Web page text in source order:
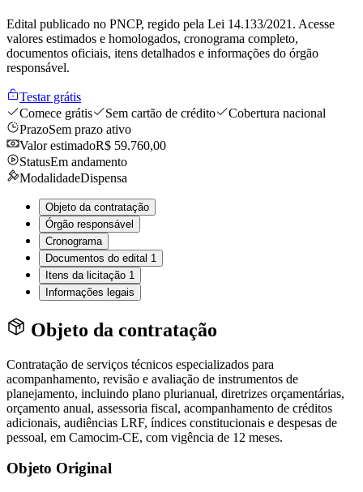
Edital publicado no PNCP, regido pela Lei 14.133/2021. Acesse
valores estimados e homologados, cronograma completo,
documentos oficiais, itens detalhados e informações do órgão
responsável.
Testar grátis
Comece grátis
Sem cartão de crédito
Cobertura nacional
PrazoSem prazo ativo
Valor estimadoR$ 59.760,00
StatusEm andamento
ModalidadeDispensa
Objeto da contratação
Órgão responsável
Cronograma
Documentos do edital 1
Itens da licitação 1
Informações legais
Objeto da contratação
Contratação de serviços técnicos especializados para
acompanhamento, revisão e avaliação de instrumentos de
planejamento, incluindo plano plurianual, diretrizes orçamentárias,
orçamento anual, assessoria fiscal, acompanhamento de créditos
adicionais, audiências LRF, índices constitucionais e despesas de
pessoal, em Camocim-CE, com vigência de 12 meses.
Objeto Original